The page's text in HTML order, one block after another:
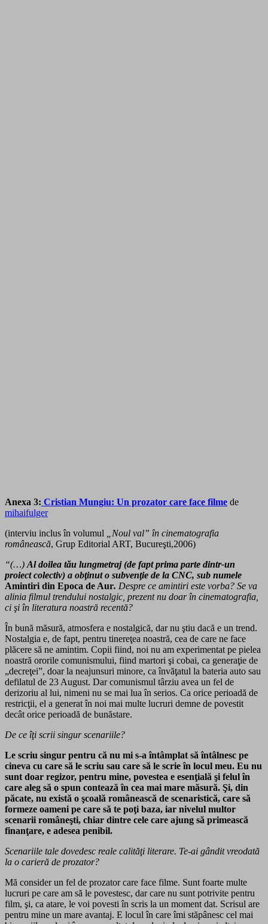
Anexa 3: Cristian Mungiu: Un prozator care face filme de
mihaifulger
(interviu inclus în volumul
„Noul val” în cinematografia
românească, Grup Editorial ART, Bucureşti,2006)
“(…) Al doilea tău lungmetraj (de fapt prima parte dintr-un
proiect colectiv) a obţinut o subvenţie de la CNC, sub numele
Amintiri din Epoca de Aur. Despre ce amintiri este vorba? Se va
alinia filmul trendului nostalgic, prezent nu doar în cinematografia,
ci şi în literatura noastră recentă?
În bună măsură, atmosfera e nostalgică, dar nu ştiu dacă e un trend.
Nostalgia e, de fapt, pentru tinereţea noastră, cea de care ne face
plăcere să ne amintim. Copii fiind, noi nu am experimentat pe pielea
noastră ororile comunismului, fiind martori şi cobai, ca generaţie de
„decreţei”, doar la neajunsuri minore, ca învăţatul la bateria auto sau
defilatul de 23 August. Dar comunismul târziu avea un fel de
derizoriu al lui, nimeni nu se mai lua în serios. Ca orice perioadă de
restricţii, el a generat în noi mai multe lucruri demne de povestit
decât orice perioadă de bunăstare.
De ce îţi scrii singur scenariile?
Le scriu singur pentru că nu mi s-a întâmplat să întâlnesc pe
cineva cu care să le scriu sau care să le scrie în locul meu. Eu nu
sunt doar regizor, pentru mine, povestea e esenţială şi felul în
care aleg să o spun contează în cea mai mare măsură. Şi, din
păcate, nu există o şcoală românească de scenaristică, care să
formeze oameni pe care să te poţi baza, iar nivelul multor
scenarii româneşti, chiar dintre cele care ajung să primească
finanţare, e adesea penibil.
Scenariile tale dovedesc reale calităţi literare. Te-ai gândit vreodată
la o carieră de prozator?
Mă consider un fel de prozator care face filme. Sunt foarte multe
lucruri pe care am să le povestesc, dar care nu sunt potrivite pentru
film, şi, ca atare, le voi povesti în scris la un moment dat. Scrisul are
pentru mine un mare avantaj. E locul în care îmi stăpânesc cel mai